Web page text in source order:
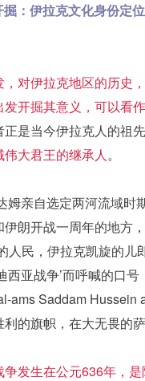
：伊拉克文化身份定
对伊拉克地区的历史
开掘其意义，可以看
是当今伊拉克人的祖
大君王的继承人。
姆亲自选定两河流域
朗开战一周年的地方
人民，伊拉克凯旋的
西亚战争’而呼喊的口
ams Saddam
的旗帜，在大无畏的
发生在公元636年，